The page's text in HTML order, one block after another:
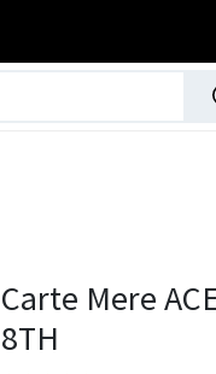
Carte Mere
8TH